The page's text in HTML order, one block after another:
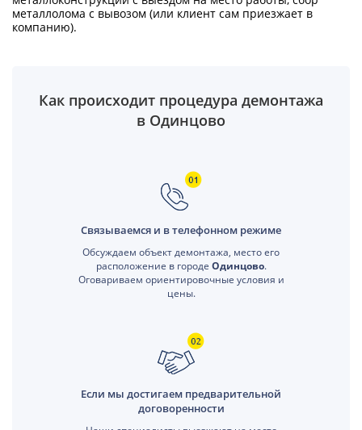
металлолома с вывозом (или клиент сам приезжает в
компанию).
Как происходит процедура демонтажа
в Одинцово
Связываемся и в телефонном режиме
Обсуждаем объект демонтажа, место его
расположение в городе Одинцово.
Оговариваем ориентировочные условия и
цены.
Если мы достигаем предварительной
договоренности